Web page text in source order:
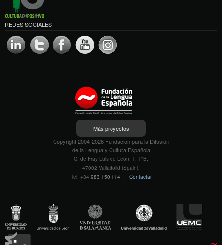
REDES SOCIALES
Más proyectos
Copyright 2004-2026 Fundación para la Difusión
de la Lengua y Cultura Española
C. de Fray Luis de León, 1, 1ºB,
47002 Valladolid (Spain).
Tel. +34 983 150 114 | Contactar